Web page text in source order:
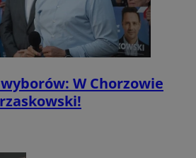
W Chorzowie